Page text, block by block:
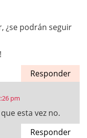
¿se podrán seguir
Responder
pm
esta vez no.
Responder